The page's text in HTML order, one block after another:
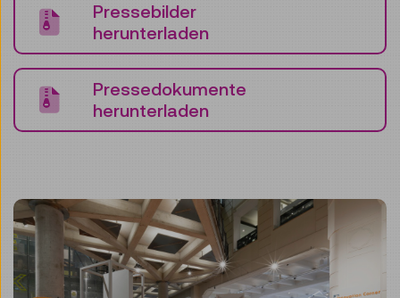
Pressebilder
herunterladen
Pressedokumente
herunterladen